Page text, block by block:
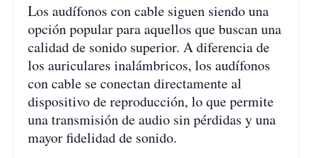
Los audífonos con cable siguen siendo una
opción popular para aquellos que buscan una
calidad de sonido superior. A diferencia de
los auriculares inalámbricos, los audífonos
con cable se conectan directamente al
dispositivo de reproducción, lo que permite
una transmisión de audio sin pérdidas y una
mayor fidelidad de sonido.